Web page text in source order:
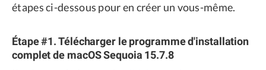
étapes ci-dessous pour en créer un vous-même.
Étape #1. Télécharger le programme d'installation
complet de macOS Sequoia 15.7.8